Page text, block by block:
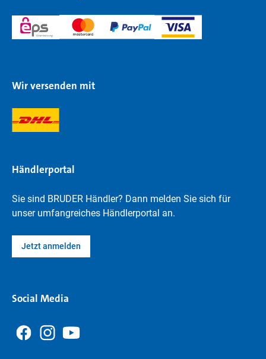
Wir versenden mit
Händlerportal
Sie sind BRUDER Händler? Dann melden Sie sich für
unser umfangreiches Händlerportal an.
Jetzt anmelden
Social Media